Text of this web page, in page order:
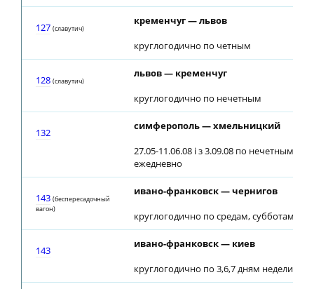
127 (славутич)
кременчуг — львов
круглогодично по четным
128 (славутич)
львов — кременчуг
круглогодично по нечетным
132
симферополь — хмельницкий
27.05-11.06.08 і з 3.09.08 по нечетным;
ежедневно
143 (беспересадочный
вагон)
ивано-франковск — чернигов
круглогодично по средам, субботам,
143
ивано-франковск — киев
круглогодично по 3,6,7 дням недели